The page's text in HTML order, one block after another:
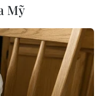
(Vietnam+)
Mỹ